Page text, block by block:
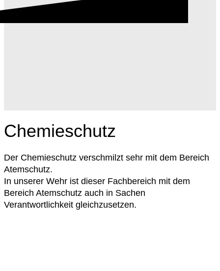
Chemieschutz
Der Chemieschutz verschmilzt sehr mit dem Bereich
Atemschutz.
In unserer Wehr ist dieser Fachbereich mit dem
Bereich Atemschutz auch in Sachen
Verantwortlichkeit gleichzusetzen.